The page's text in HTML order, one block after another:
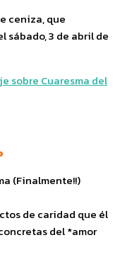
ceniza, que
sábado, 3 de abril de
sobre Cuaresma del
(Finalmente!!)
de caridad que él
del *amor